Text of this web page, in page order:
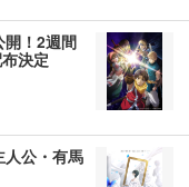
開！2週間
決定
人公・有馬